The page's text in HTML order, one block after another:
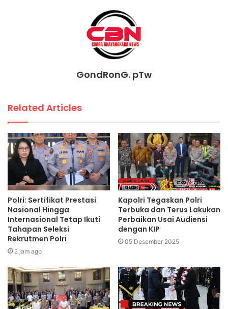
GondRonG. pTw
Related Articles
Polri: Sertifikat Prestasi
Nasional Hingga
Internasional Tetap Ikuti
Tahapan Seleksi
Rekrutmen Polri
2 jam ago
Kapolri Tegaskan Polri
Terbuka dan Terus Lakukan
Perbaikan Usai Audiensi
dengan KIP
05 Desember 2025